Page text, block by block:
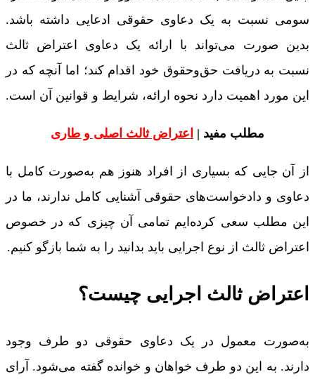
سومی نسبت به یک دعاوی حقوقی ادعایی داشته باشد.
بدین صورت می‌تواند با ارائه یک دعاوی اعتراض ثالث
نسبت به دریافت حق‌وحقوق خود اقدام کند؛ اما آنچه که در
این مورد اهمیت دارد نحوه ارائه، شرایط و قوانین آن است.
مطلب مفید | اعتراض ثالث اصلی و طاری
از آن جایی که بسیاری از افراد هنوز هم به‌صورت کامل با
دعاوی و دادخواست‌های حقوقی آشنایی کامل ندارند، ما در
این مطلب سعی کرده‌ایم تمامی آن چیزی که در خصوص
اعتراض ثالث از نوع اجرایی باید بدانید را به شما بازگو کنیم.
اعتراض ثالث اجرایی چیست؟
به‌صورت معمول در یک دعاوی حقوقی دو طرف وجود
دارند. به این دو طرف خواهان و خوانده گفته می‌شود. آرای